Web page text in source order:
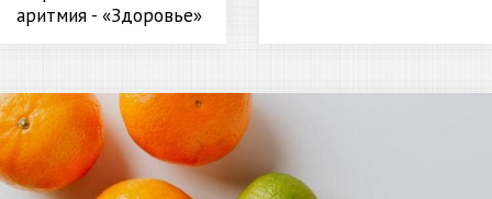
аритмия - «Здоровье»